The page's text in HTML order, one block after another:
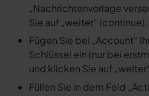
„Nachrichtenvorlage
Sie auf „weiter“ (continue).
Fügen Sie bei „Account“
Schlüssel ein (nur bei
und klicken Sie auf
Füllen Sie in dem Feld